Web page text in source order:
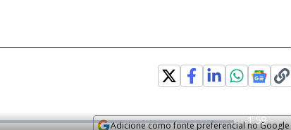
Adicione como fonte preferencial no Google
R
-1:59